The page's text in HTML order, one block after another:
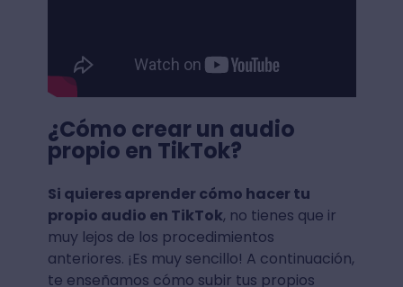
¿Cómo crear un audio
propio en TikTok?
Si quieres aprender cómo hacer tu
propio audio en TikTok, no tienes que ir
muy lejos de los procedimientos
anteriores. ¡Es muy sencillo! A continuación,
te enseñamos cómo subir tus propios